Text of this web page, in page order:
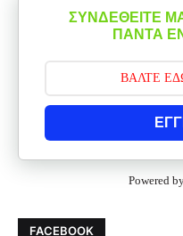
ΣΥΝΔΕΘΕΙΤΕ
ΠΑΝΤΑ
Powered
FACEBOOK